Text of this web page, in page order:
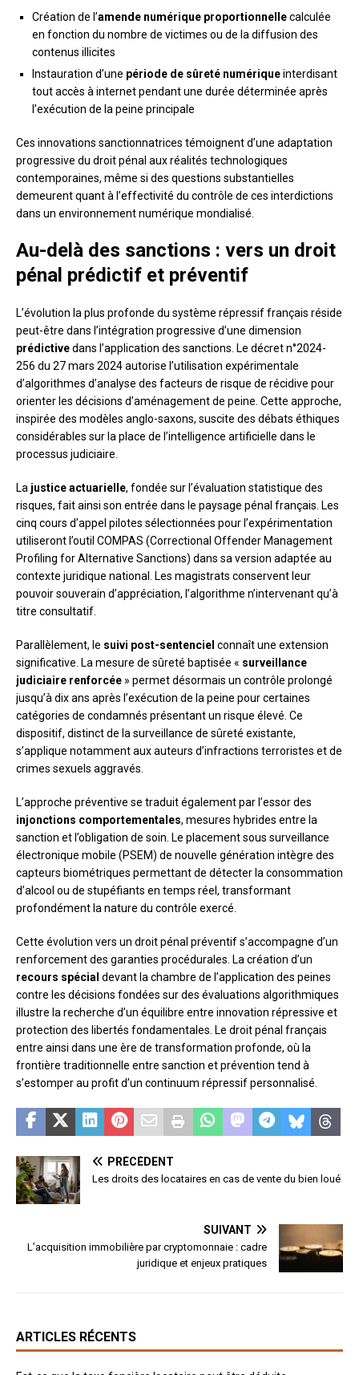
Création de l’amende numérique proportionnellecalculée
en fonction du nombre de victimes ou de la diffusion des
contenus illicites
Instauration d’une période de sûreté numériqueinterdisant
tout accès à internet pendant une durée déterminée après
l’exécution de la peine principale
Ces innovations sanctionnatrices témoignent d’une adaptation
progressive du droit pénal aux réalités technologiques
contemporaines, même si des questions substantielles
demeurent quant à l’effectivité du contrôle de ces interdictions
dans un environnement numérique mondialisé.
Au-delà des sanctions : vers un droit
pénal prédictif et préventif
L’évolution la plus profonde du système répressif français réside
peut-être dans l’intégration progressive d’une dimension
prédictivedans l’application des sanctions. Le décret n°2024-
256 du 27 mars 2024 autorise l’utilisation expérimentale
d’algorithmes d’analyse des facteurs de risque de récidive pour
orienter les décisions d’aménagement de peine. Cette approche,
inspirée des modèles anglo-saxons, suscite des débats éthiques
considérables sur la place de l’intelligence artificielle dans le
processus judiciaire.
La justice actuarielle, fondée sur l’évaluation statistique des
risques, fait ainsi son entrée dans le paysage pénal français. Les
cinq cours d’appel pilotes sélectionnées pour l’expérimentation
utiliseront l’outil COMPAS (Correctional Offender Management
Profiling for Alternative Sanctions) dans sa version adaptée au
contexte juridique national. Les magistrats conservent leur
pouvoir souverain d’appréciation, l’algorithme n’intervenant qu’à
titre consultatif.
Parallèlement, le suivi post-sentenciel connaît une extension
significative. La mesure de sûreté baptisée « surveillance
judiciaire renforcée » permet désormais un contrôle prolongé
jusqu’à dix ans après l’exécution de la peine pour certaines
catégories de condamnés présentant un risque élevé. Ce
dispositif, distinct de la surveillance de sûreté existante,
s’applique notamment aux auteurs d’infractions terroristes et de
crimes sexuels aggravés.
L’approche préventive se traduit également par l’essor des
injonctions comportementales, mesures hybrides entre la
sanction et l’obligation de soin. Le placement sous surveillance
électronique mobile (PSEM) de nouvelle génération intègre des
capteurs biométriques permettant de détecter la consommation
d’alcool ou de stupéfiants en temps réel, transformant
profondément la nature du contrôle exercé.
Cette évolution vers un droit pénal préventif s’accompagne d’un
renforcement des garanties procédurales. La création d’un
recours spécial devant la chambre de l’application des peines
contre les décisions fondées sur des évaluations algorithmiques
illustre la recherche d’un équilibre entre innovation répressive et
protection des libertés fondamentales. Le droit pénal français
entre ainsi dans une ère de transformation profonde, où la
frontière traditionnelle entre sanction et prévention tend à
s’estomper au profit d’un continuum répressif personnalisé.
PRÉCÉDENT
Les droits des locataires en cas de vente du bien loué
SUIVANT
L’acquisition immobilière par cryptomonnaie : cadre
juridique et enjeux pratiques
ARTICLES RÉCENTS